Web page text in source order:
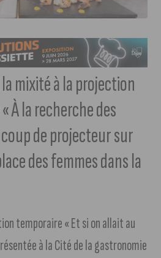
mixité à la projection
À la recherche des
de projecteur sur
des femmes dans la
temporaire « Et si on allait au
à la Cité de la gastronomie